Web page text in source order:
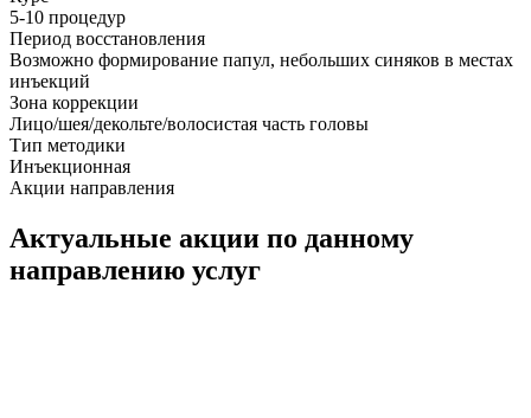
5-10 процедур
Период восстановления
Возможно формирование папул, небольших синяков в местах
инъекций
Зона коррекции
Лицо/шея/декольте/волосистая часть головы
Тип методики
Инъекционная
Акции направления
Актуальные акции по данному
направлению услуг